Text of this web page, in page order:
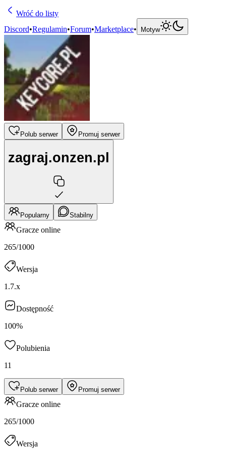
Wróć do listy
Discord•Regulamin•Forum•Marketplace• Motyw
Polub serwer Promuj serwer
zagraj.onzen.pl
Popularny Stabilny
Gracze online
265/1000
Wersja
1.7.x
Dostępność
100%
Polubienia
11
Polub serwer Promuj serwer
Gracze online
265/1000
Wersja